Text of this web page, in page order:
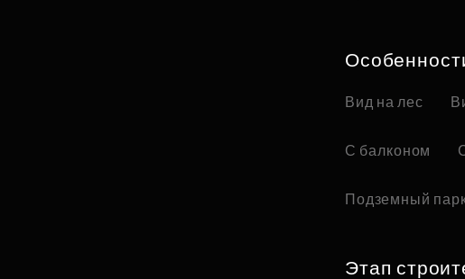
Вид на лес
С балконом
Подземный
Этап